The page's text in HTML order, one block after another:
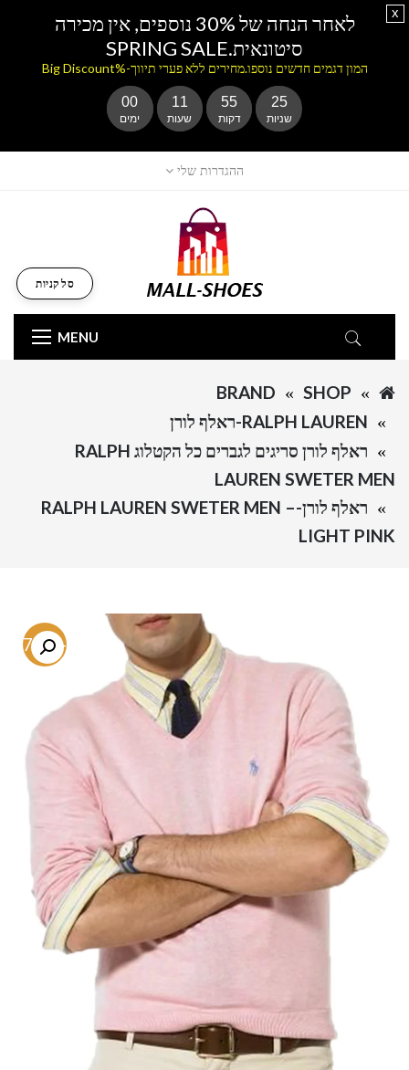
ההגדרות שלי
MENU
סל קניות
SHOP
BRAND
RALPH LAUREN-ראלף לורן
ראלף לורן סריגים לגברים כל הקטלוג RALPH
LAUREN SWETER MEN
ראלף לורן-RALPH LAUREN SWETER MEN –
LIGHT PINK
-67.3%
לאחר הנחה של 30% נוספים, אין מכירה
סיטונאית.SPRING SALE
המון דגמים חדשים נוספו.מחירים ללא פערי תיווך-%Big Discount
00
ימים
11
שעות
55
דקות
25
שניות
x